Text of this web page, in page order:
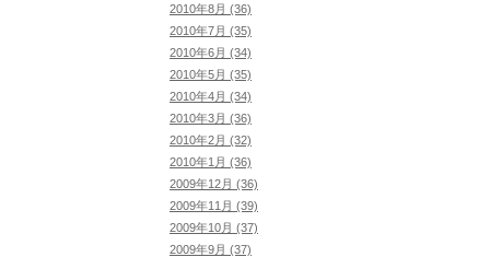
2010年8月 (36)
2010年7月 (35)
2010年6月 (34)
2010年5月 (35)
2010年4月 (34)
2010年3月 (36)
2010年2月 (32)
2010年1月 (36)
2009年12月 (36)
2009年11月 (39)
2009年10月 (37)
2009年9月 (37)